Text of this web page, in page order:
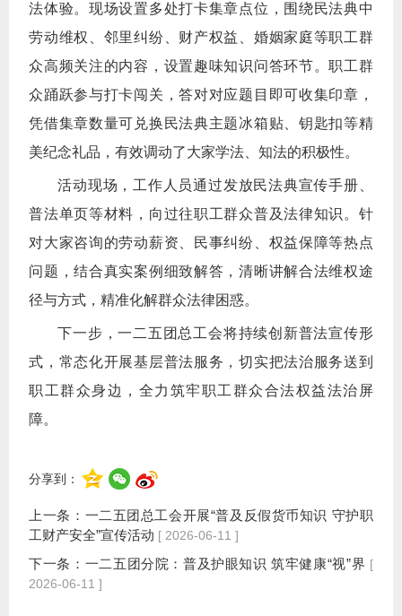
法体验。现场设置多处打卡集章点位，围绕民法典中
劳动维权、邻里纠纷、财产权益、婚姻家庭等职工群
众高频关注的内容，设置趣味知识问答环节。职工群
众踊跃参与打卡闯关，答对对应题目即可收集印章，
凭借集章数量可兑换民法典主题冰箱贴、钥匙扣等精
美纪念礼品，有效调动了大家学法、知法的积极性。
活动现场，工作人员通过发放民法典宣传手册、
普法单页等材料，向过往职工群众普及法律知识。针
对大家咨询的劳动薪资、民事纠纷、权益保障等热点
问题，结合真实案例细致解答，清晰讲解合法维权途
径与方式，精准化解群众法律困惑。
下一步，一二五团总工会将持续创新普法宣传形
式，常态化开展基层普法服务，切实把法治服务送到
职工群众身边，全力筑牢职工群众合法权益法治屏
障。
分享到：
上一条： 一二五团总工会开展“普及反假货币知识 守护职
工财产安全”宣传活动 [ 2026-06-11 ]
下一条： 一二五团分院：普及护眼知识 筑牢健康“视”界 [
2026-06-11 ]